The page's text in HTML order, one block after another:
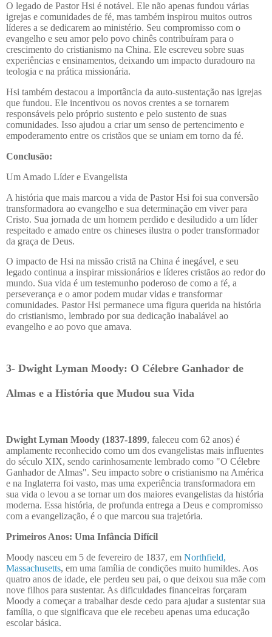
O legado de Pastor Hsi é notável. Ele não apenas fundou várias
igrejas e comunidades de fé, mas também inspirou muitos outros
líderes a se dedicarem ao ministério. Seu compromisso com o
evangelho e seu amor pelo povo chinês contribuíram para o
crescimento do cristianismo na China. Ele escreveu sobre suas
experiências e ensinamentos, deixando um impacto duradouro na
teologia e na prática missionária.
Hsi também destacou a importância da auto-sustentação nas igrejas
que fundou. Ele incentivou os novos crentes a se tornarem
responsáveis pelo próprio sustento e pelo sustento de suas
comunidades. Isso ajudou a criar um senso de pertencimento e
empoderamento entre os cristãos que se uniam em torno da fé.
Conclusão:
Um Amado Líder e Evangelista
A história que mais marcou a vida de Pastor Hsi foi sua conversão
transformadora ao evangelho e sua determinação em viver para
Cristo. Sua jornada de um homem perdido e desiludido a um líder
respeitado e amado entre os chineses ilustra o poder transformador
da graça de Deus.
O impacto de Hsi na missão cristã na China é inegável, e seu
legado continua a inspirar missionários e líderes cristãos ao redor do
mundo. Sua vida é um testemunho poderoso de como a fé, a
perseverança e o amor podem mudar vidas e transformar
comunidades. Pastor Hsi permanece uma figura querida na história
do cristianismo, lembrado por sua dedicação inabalável ao
evangelho e ao povo que amava.
3- Dwight Lyman Moody: O Célebre Ganhador de
Almas e a História que Mudou sua Vida
Dwight Lyman Moody (1837-1899, faleceu com 62 anos) é
amplamente reconhecido como um dos evangelistas mais influentes
do século XIX, sendo carinhosamente lembrado como "O Célebre
Ganhador de Almas". Seu impacto sobre o cristianismo na América
e na Inglaterra foi vasto, mas uma experiência transformadora em
sua vida o levou a se tornar um dos maiores evangelistas da história
moderna. Essa história, de profunda entrega a Deus e compromisso
com a evangelização, é o que marcou sua trajetória.
Primeiros Anos: Uma Infância Difícil
Moody nasceu em 5 de fevereiro de 1837, em Northfield,
Massachusetts, em uma família de condições muito humildes. Aos
quatro anos de idade, ele perdeu seu pai, o que deixou sua mãe com
nove filhos para sustentar. As dificuldades financeiras forçaram
Moody a começar a trabalhar desde cedo para ajudar a sustentar sua
família, o que significava que ele recebeu apenas uma educação
escolar básica.